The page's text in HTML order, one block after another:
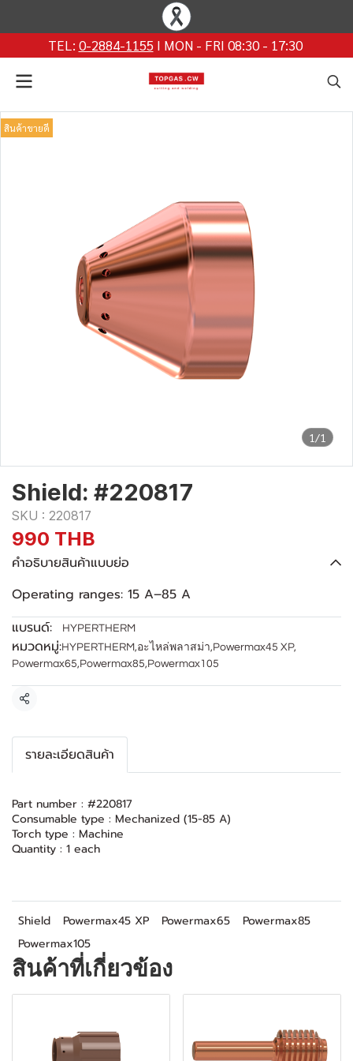
TEL: 0-2884-1155I MON - FRI 08:30 - 17:30
1/1
สินค้าขายดี
Shield: #220817
SKU : 220817
990 THB
คำอธิบายสินค้าแบบย่อ
Operating ranges: 15 A–85 A
แบรนด์:
HYPERTHERM
หมวดหมู่:HYPERTHERM,อะไหล่พลาสม่า, Powermax45 XP,
Powermax65, Powermax85, Powermax105
แชร์
รายละเอียดสินค้า
Part number : #220817
Consumable type : Mechanized (15-85 A)
Torch type : Machine
Quantity : 1 each
Shield Powermax45 XP Powermax65
Powermax85
Powermax105
สินค้าที่เกี่ยวข้อง